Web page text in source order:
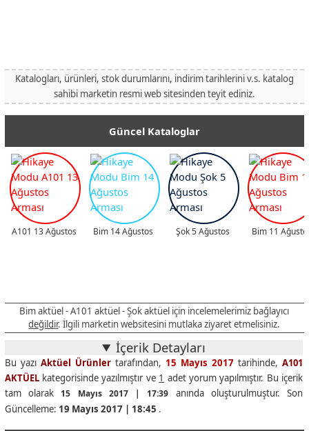
Katalogları, ürünleri, stok durumlarını, indirim tarihlerini v.s. katalog
sahibi marketin resmi web sitesinden teyit ediniz.
Güncel Kataloglar
A101 13 Ağustos Bim 14 Ağustos Şok 5 Ağustos Bim 11
Bim aktüel - A101 aktüel - Şok aktüel için incelemelerimiz bağlayıcı
değildir. İlgili marketin websitesini mutlaka ziyaret etmelisiniz.
İçerik Detayları
Bu yazı Aktüel Ürünlertarafından, 15 Mayıs 2017 tarihinde,A101
AKTÜELkategorisinde yazılmıştır ve 1 adet yorum yapılmıştır. Bu içerik
tam olarak 15 Mayıs 2017 | 17:39 anında oluşturulmuştur. Son
Güncelleme: 19 Mayıs 2017 | 18:45 .